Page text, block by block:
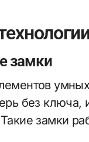
замки
без
замки